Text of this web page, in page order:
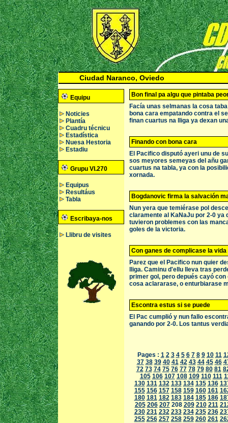
Ciudad Naranco, Oviedo
Equipu
Noticies
Plantía
Cuadru técnicu
Estadística
Nuesa Hestoria
Estadiu
Grupu VI.270
Equipus
Resultáus
Tabla
Escribaya-nos
Llibru de visites
Bon final pa algu que pintaba
Facía unas selmanas la cosa
bona cara empatando contra el
finan cuartus na lliga ya dexan
Finando con bona cara
El Pacifico disputó ayeri unu de
sos meyores semeyas del añu
cuartus na tabla, ya con la
xornada.
Bogdanovic firma la salvación
Nun yera que temiérase pol
claramente al KaNaJu por 2-0 ya
tuvieron problemes con las
goles de la victoria.
Con ganes de complicase la vida
Parez que el Pacifico nun quier
lliga. Caminu d'ellu lleva tras
primer gol, pero depués cayó
cosa aclararase, o enturbiarase
Escontra estus si se puede
El Pac cumplió y nun fallo
ganando por 2-0. Los tantus
Pages : 1 2 3 4 5 6 7 8 9 10 11
37 38 39 40 41 42 43 44 45 46
72 73 74 75 76 77 78 79 80 81
105 106 107 108 109 110 111
130 131 132 133 134 135 136
155 156 157 158 159 160 161
180 181 182 183 184 185 186
205 206 207208 209 210 211
230 231 232 233 234 235 236
255 256 257 258 259 260 261